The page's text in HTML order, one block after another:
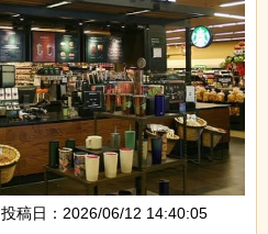
投稿日：2026/06/12 14:40:05